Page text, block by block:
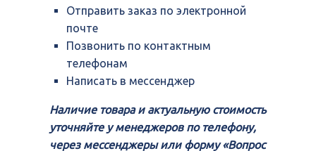
Отправить заказ по электронной
почте
Позвонить по контактным
телефонам
Написать в мессенджер
Наличие товара и актуальную стоимость
уточняйте у менеджеров по телефону,
через мессенджеры или форму «Вопрос